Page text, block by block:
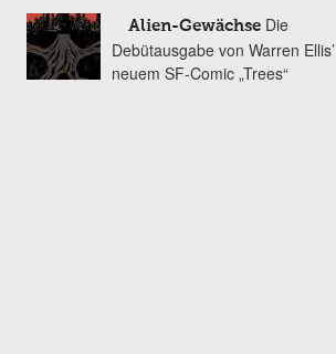
Alien-Gewächse Die
Debütausgabe von Warren Ellis’
neuem SF-Comic „Trees“